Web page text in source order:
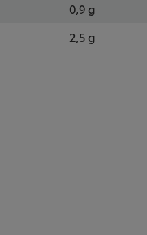
0,9 g
2,5 g